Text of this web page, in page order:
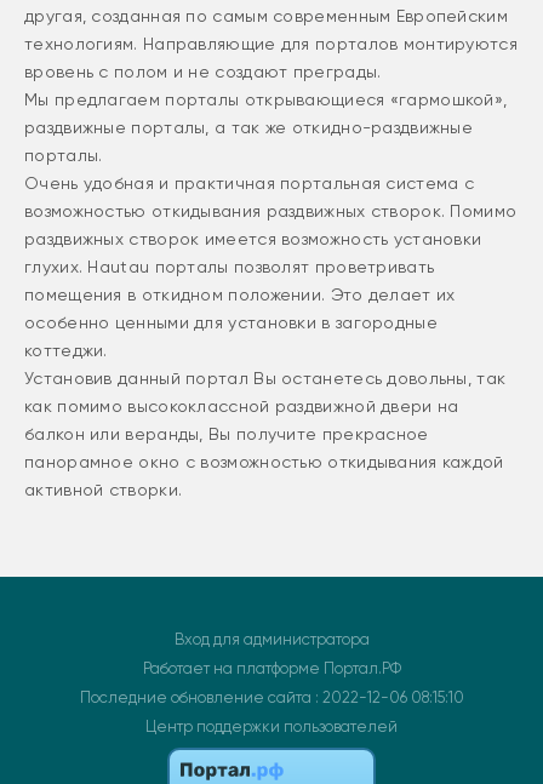
другая, созданная по самым современным Европейским
технологиям. Направляющие для порталов монтируются
вровень с полом и не создают преграды.
Мы предлагаем порталы открывающиеся «гармошкой»,
раздвижные порталы, а так же откидно-раздвижные
порталы.
Очень удобная и практичная портальная система с
возможностью откидывания раздвижных створок. Помимо
раздвижных створок имеется возможность установки
глухих. Hautau порталы позволят проветривать
помещения в откидном положении. Это делает их
особенно ценными для установки в загородные
коттеджи.
Установив данный портал Вы останетесь довольны, так
как помимо высококлассной раздвижной двери на
балкон или веранды, Вы получите прекрасное
панорамное окно с возможностью откидывания каждой
активной створки.
Вход для администратора
Работает на платформе Портал.РФ
Последние обновление сайта : 2022-12-06 08:15:10
Центр поддержки пользователей